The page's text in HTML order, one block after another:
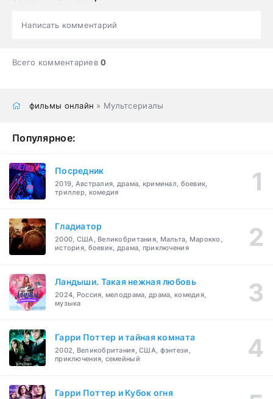
Написать комментарий
Всего комментариев0
фильмы онлайн » Мультсериалы
Популярное:
Посредник
2019, Австралия, драма, криминал, боевик,
триллер, комедия
Гладиатор
2000, США, Великобритания, Мальта, Марокко,
история, боевик, драма, приключения
Ландыши. Такая нежная любовь
2024, Россия, мелодрама, драма, комедия,
музыка
Гарри Поттер и тайная комната
2002, Великобритания, США, фэнтези,
приключения, семейный
Гарри Поттер и Кубок огня